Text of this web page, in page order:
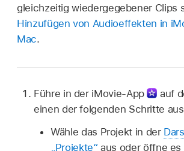
gleichzeitig wiedergegebener Clips
Hinzufügen von Audioeffekten in
Mac.
Führe in der iMovie-App
auf
einen der folgenden Schritte
Wähle das Projekt in der
„Projekte“aus oder öffne es